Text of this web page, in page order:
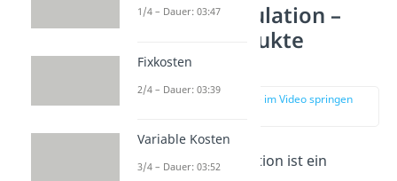
Kuppelkalkulation –
Kuppelprodukte
Definition
zur Stelle im Video springen
Die Kuppelkalkulation ist ein
1/4 – Dauer: 03:47
Fixkosten
2/4 – Dauer: 03:39
Variable Kosten
3/4 – Dauer: 03:52